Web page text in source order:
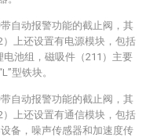
自动报警功能的截止阀，其
上还设置有电源模块，包括
池组，磁吸件（211）主要
型铁块。
自动报警功能的截止阀，其
上还设置有通信模块，包括
备，噪声传感器和加速度传